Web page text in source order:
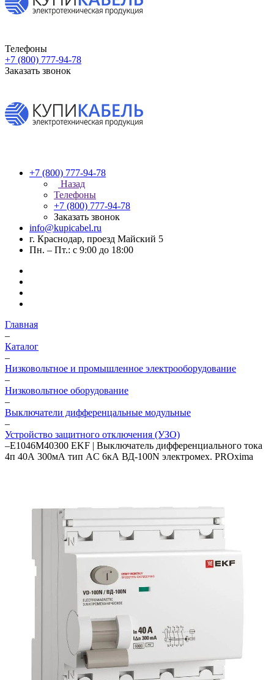
Телефоны
+7 (800) 777-94-78
Заказать звонок
+7 (800) 777-94-78
Назад
Телефоны
+7 (800) 777-94-78
Заказать звонок
info@kupicabel.ru
г. Краснодар, проезд Майский 5
Пн. – Пт.: с 9:00 до 18:00
Главная
–
Каталог
–
Низковольтное и промышленное электрооборудование
–
Низковольтное оборудование
–
Выключатели дифференцальные модульные
–
Устройство защитного отключения (УЗО)
–E1046M40300 EKF | Выключатель дифференциального тока
4п 40А 300мА тип AC 6кА ВД-100N электромех. PROxima